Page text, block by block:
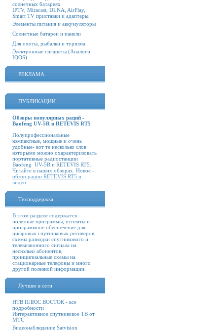
солнечных батареях
IPTV, Miracast, DLNA, AirPlay,
Smart TV приставки и адаптеры.
Элементы питания и аккумуляторы
Солнечные батареи и панели
Для охоты, рыбалки и туризма
Электронные сигареты (Аналоги
IQOS)
РЕКЛАМА
ПУБЛИКАЦИИ
Обзоры популярных раций -
Baofeng UV-5R и RETEVIS RT5
Полупрофессиональные
компактные, мощные и очень
удобные- вот те несколько слов
которыми можно охарактеризовать
портативные радиостанции
Baofeng UV-5R и RETEVIS RT5.
Читайте в наших обзорах. Новое -
обзор рации RETEVIS RT5 и
видео
Техподдержка
В этом разделе содержатся
полезные программы, утилиты и
программное обеспечение для
цифровых спутниковых ресиверов,
схемы разводки спутникового и
телевизионного сигнала на
несколько абонентов,
принципиальные схемы на
стационарные телефоны и много
другой полезной информации.
Лучшее в сети
НТВ ПЛЮС ВОСТОК - все
подробности
Интерактивное спутниковое ТВ от
МТС
Видеонаблюдение Satvision